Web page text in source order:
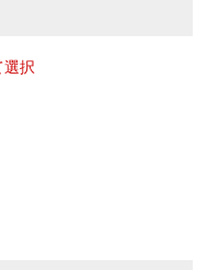
選択